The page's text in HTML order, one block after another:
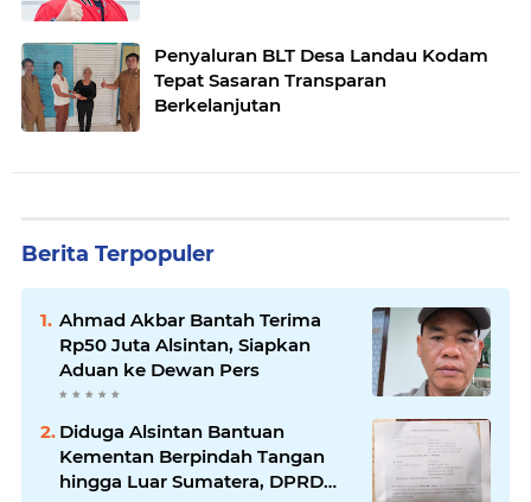
Penyaluran BLT Desa Landau Kodam
Tepat Sasaran Transparan
Berkelanjutan
Berita Terpopuler
Ahmad Akbar Bantah Terima
Rp50 Juta Alsintan, Siapkan
Aduan ke Dewan Pers
Diduga Alsintan Bantuan
Kementan Berpindah Tangan
hingga Luar Sumatera, DPRD